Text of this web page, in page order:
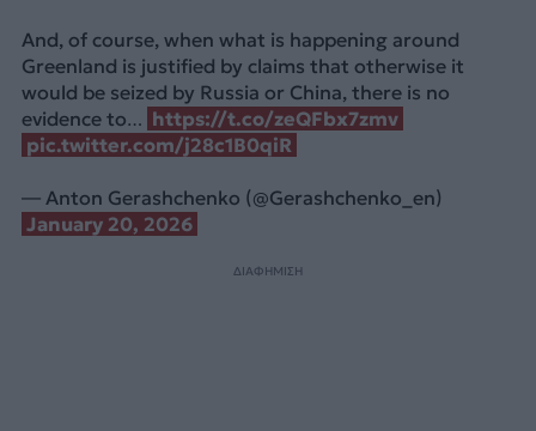
And, of course, when what is happening around
Greenland is justified by claims that otherwise it
would be seized by Russia or China, there is no
evidence to… https://t.co/zeQFbx7zmv
pic.twitter.com/j28c1B0qiR
— Anton Gerashchenko (@Gerashchenko_en)
January 20, 2026
ΔΙΑΦΗΜΙΣΗ